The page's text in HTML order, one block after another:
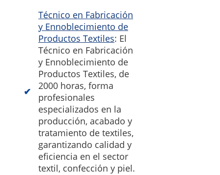
Técnico en Fabricación
y Ennoblecimiento de
Productos Textiles: El
Técnico en Fabricación
y Ennoblecimiento de
Productos Textiles, de
2000 horas, forma
profesionales
especializados en la
producción, acabado y
tratamiento de textiles,
garantizando calidad y
eficiencia en el sector
textil, confección y piel.